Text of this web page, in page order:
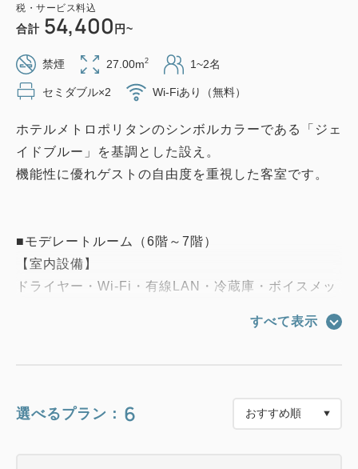
税・サービス料込
合計 54,400 円~
禁煙 27.00m2 1~2名
セミダブル×2 Wi-Fiあり（無料）
ホテルメトロポリタンのシンボルカラーである「ジェ
イドブルー」を基調とした設え。
機能性に優れゲストの自由度を重視した客室です。
■モデレートルーム（6階～7階）
【室内設備】
ドライヤー・Wi-Fi・有線LAN・冷蔵庫・ボイスメッ
タンド・マルチタイプ充電器（モバイル端末用）・
ベッド・アイスペール・ミネラルウォーター・湯沸か
しポット・消臭スプレー
すべて表示
選べるプラン： 6